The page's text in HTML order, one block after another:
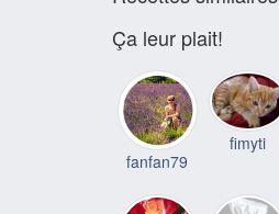
Ça leur plait!
fanfan79
fimyti